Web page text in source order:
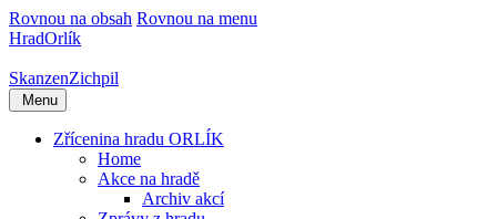
Rovnou na obsah Rovnou na menu
HradOrlík
SkanzenZichpil
Menu
Zřícenina hradu ORLÍK
Home
Akce na hradě
Archiv akcí